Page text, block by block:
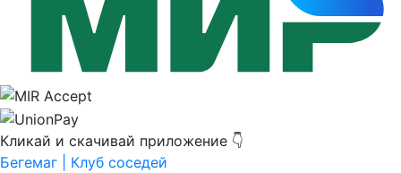
Кликай и скачивай приложение 👇
Бегемаг | Клуб соседей